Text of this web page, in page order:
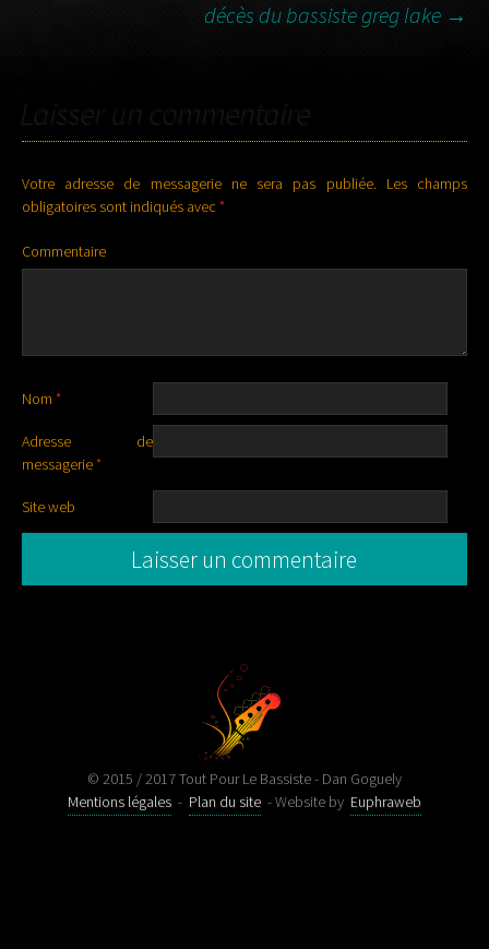
NAVIGATION DES
ARTICLES
décès du bassiste greg lake →
Laisser un commentaire
Votre adresse de messagerie ne sera pas publiée. Les champs
obligatoires sont indiqués avec*
Commentaire
Nom *
Adresse de
messagerie*
Site web
© 2015 / 2017 Tout Pour Le Bassiste - Dan Goguely
Mentions légales - Plan du site - Website by Euphraweb